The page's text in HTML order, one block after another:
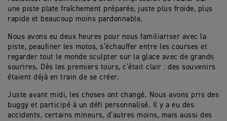
une piste plate fraîchement préparée, juste plus froide, plus
rapide et beaucoup moins pardonnable.
Nous avons eu deux heures pour nous familiariser avec la
piste, peaufiner les motos, s’échauffer entre les courses et
regarder tout le monde sculpter sur la glace avec de grands
sourires. Dès les premiers tours, c’était clair : des souvenirs
étaient déjà en train de se créer.
Juste avant midi, les choses ont changé. Nous avons pris des
buggy et participé à un défi personnalisé. Il y a eu des
accidents, certains mineurs, d’autres moins, mais aussi des